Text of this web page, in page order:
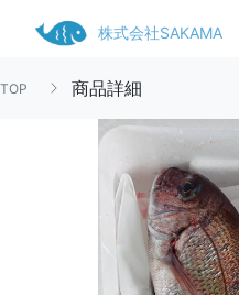
株式会社SAKAMA
TOP 商品詳細